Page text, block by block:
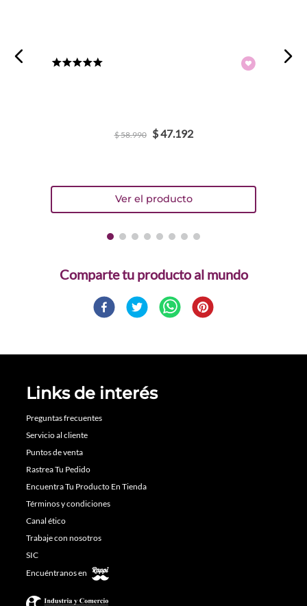
$58.990 $47.192
Comparte
Links de interés
Preguntas frecuentes
Servicio al cliente
Puntos de venta
Rastrea Tu Pedido
Encuentra Tu Producto En Tienda
Términos y condiciones
Canal ético
Trabaje con nosotros
SIC
Encuéntranos en